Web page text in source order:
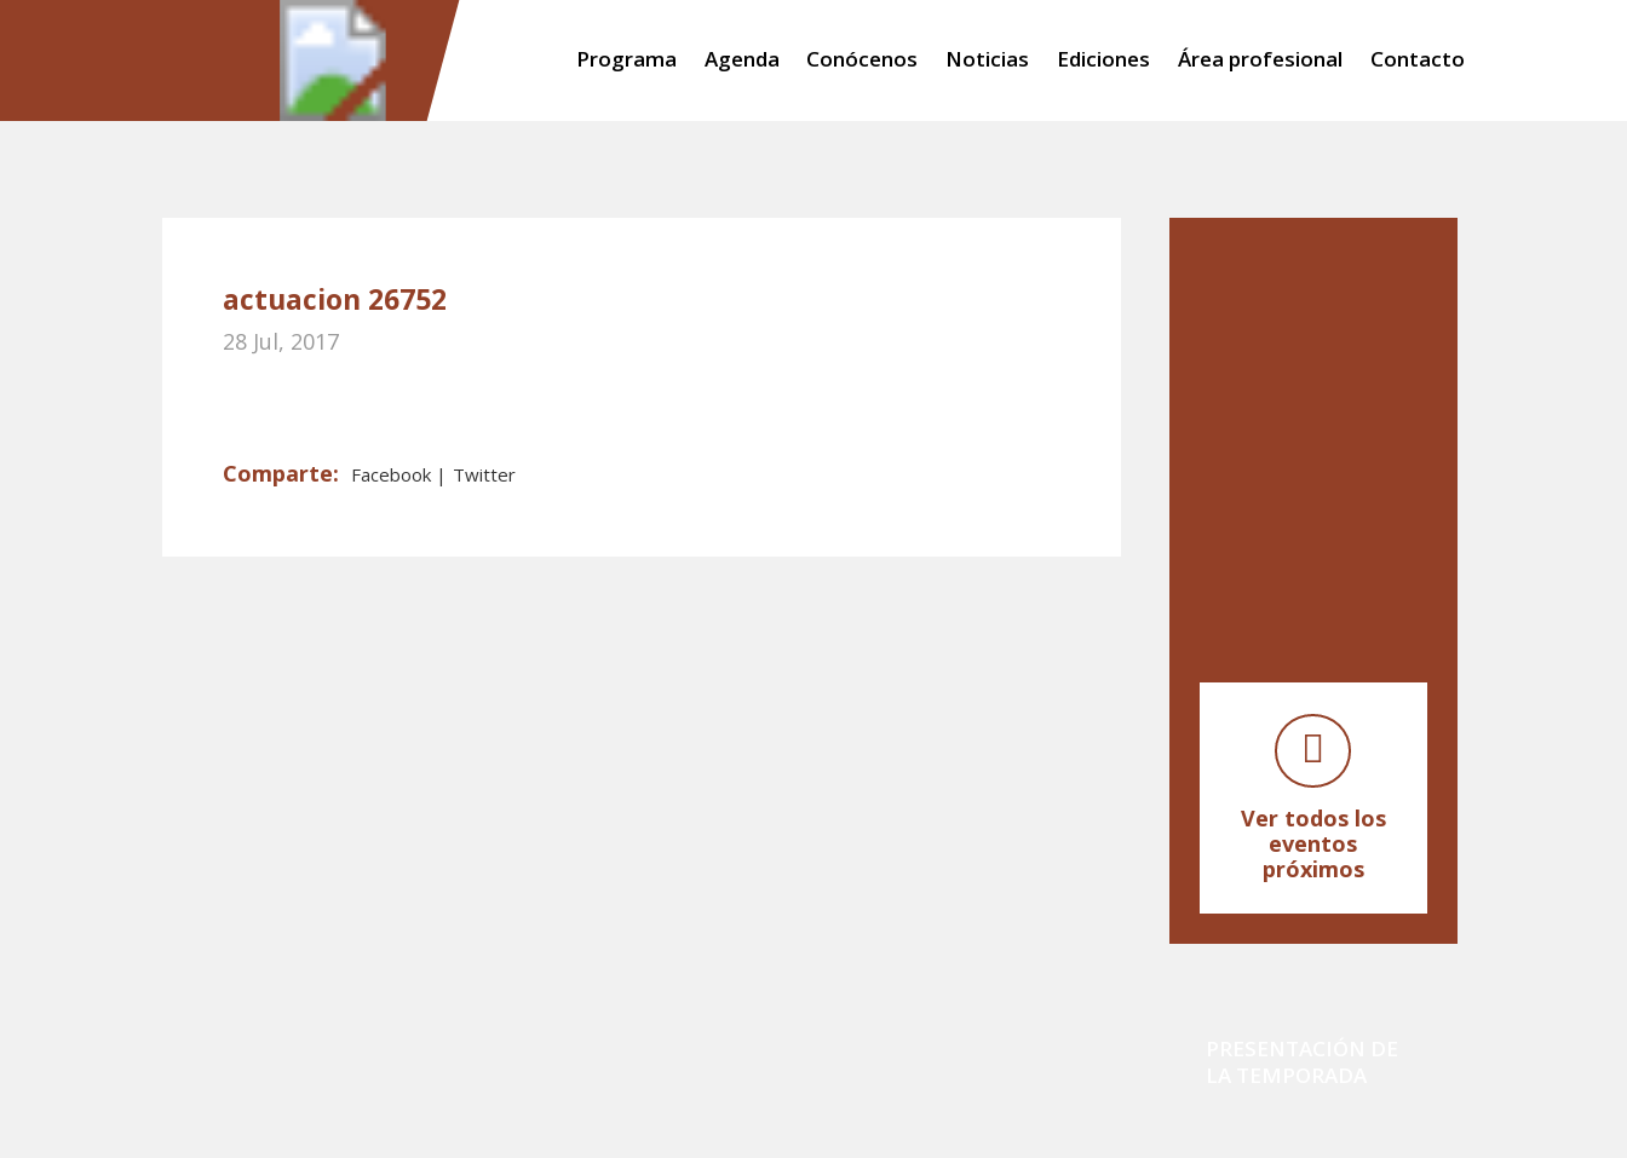
Programa Agenda Conócenos Noticias Ediciones Área profesional Contacto
actuacion 26752
28 Jul, 2017
Facebook Twitter
Ver todos los
eventos
próximos